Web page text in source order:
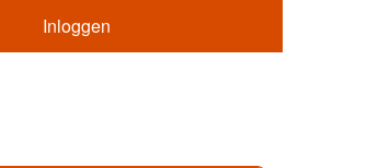
Inloggen